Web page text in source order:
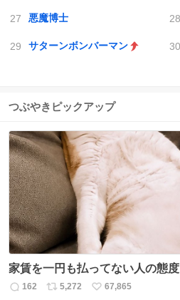
悪魔博士
サターンボンバーマン
つぶやきピックアップ
家賃を一円も払ってない人の態度
返
162
リ
5,272
い
67,865